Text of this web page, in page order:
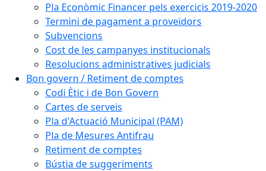
Pla Econòmic Financer pels exercicis 2019-2020
Termini de pagament a proveïdors
Subvencions
Cost de les campanyes institucionals
Resolucions administratives judicials
Bon govern / Retiment de comptes
Codi Ètic i de Bon Govern
Cartes de serveis
Pla d'Actuació Municipal (PAM)
Pla de Mesures Antifrau
Retiment de comptes
Bústia de suggeriments